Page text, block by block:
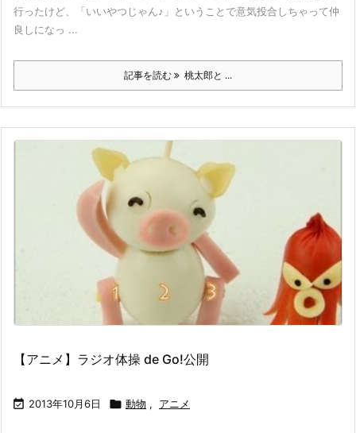
行ったけど、「いいやつじゃん♪」ということで意気投合しちゃって仲
良しになっ ...
記事を読む 桃太郎と ...
【アニメ】ラジオ体操 de Go!公開
 2013年10月6日  動物 , アニメ